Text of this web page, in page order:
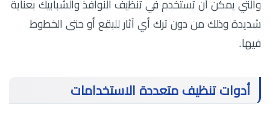
والتي يمكن أن تستخدم في تنظيف النوافذ والشبابيك بعناية
شديدة وذلك من دون ترك أي آثار للبقع أو حتى الخطوط
فيها.
أدوات تنظيف متعددة الاستخدامات